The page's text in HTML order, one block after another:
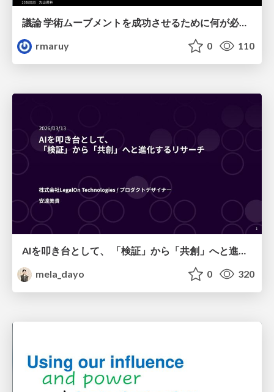
議論 学術ムーブメントを成功させるために何が必要なのだろうか
rmaruy
0 110
mela_dayo
0 320